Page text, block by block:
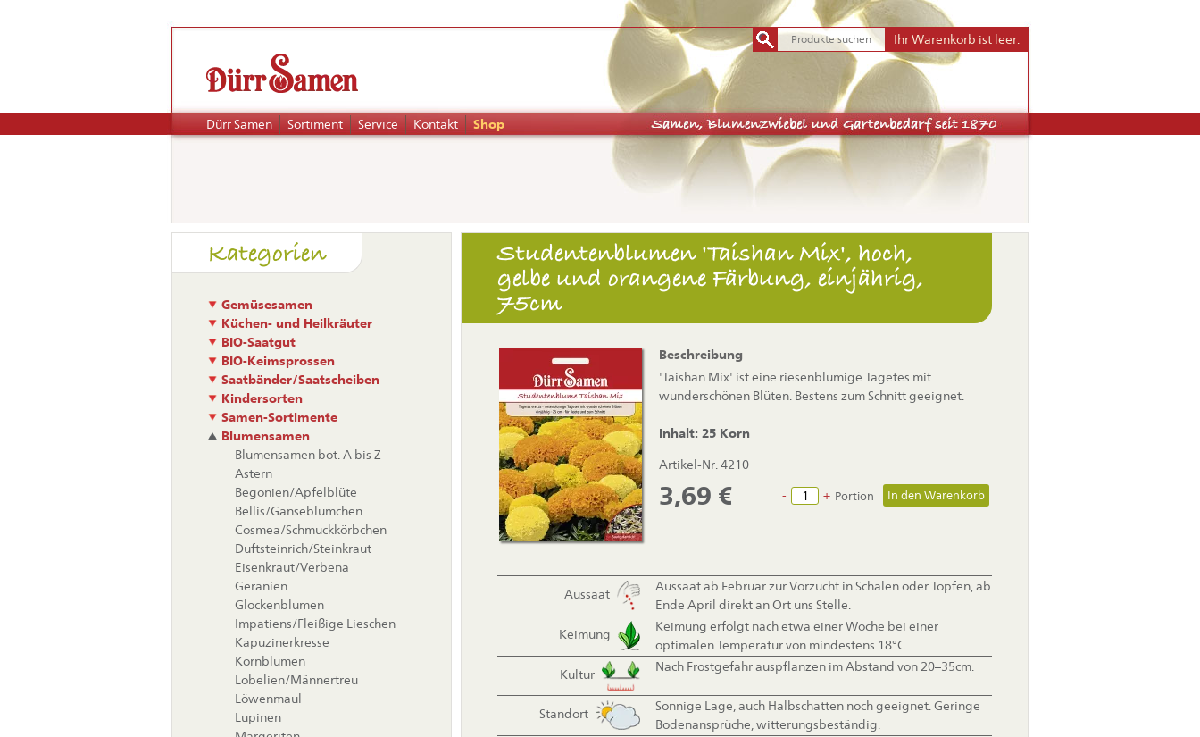
Navigation
überspringen
Dürr Samen Sortiment Service Kontakt Shop
Ihr Warenkorb ist leer.
Studentenblumen 'Taishan Mix', hoch,
gelbe und orangene Färbung, einjährig,
75cm
Beschreibung
'Taishan Mix' ist eine riesenblumige Tagetes mit
wunderschönen Blüten. Bestens zum Schnitt geeignet.
Inhalt: 25 Korn
Artikel-Nr. 4210
3,69 € - + Portion
Aussaat
Aussaat ab Februar zur Vorzucht in Schalen oder Töpfen, ab
Ende April direkt an Ort uns Stelle.
Keimung
Keimung erfolgt nach etwa einer Woche bei einer
optimalen Temperatur von mindestens 18°C.
Kultur
Nach Frostgefahr auspflanzen im Abstand von 20–35cm.
Standort
Sonnige Lage, auch Halbschatten noch geeignet. Geringe
Bodenansprüche, witterungsbeständig.
Kategorien
Gemüsesamen
Küchen- und Heilkräuter
BIO-Saatgut
BIO-Keimsprossen
Saatbänder/Saatscheiben
Kindersorten
Samen-Sortimente
Blumensamen
Blumensamen bot. A bis Z
Astern
Begonien/Apfelblüte
Bellis/Gänseblümchen
Cosmea/Schmuckkörbchen
Duftsteinrich/Steinkraut
Eisenkraut/Verbena
Geranien
Glockenblumen
Impatiens/Fleißige Lieschen
Kapuzinerkresse
Kornblumen
Lobelien/Männertreu
Löwenmaul
Lupinen